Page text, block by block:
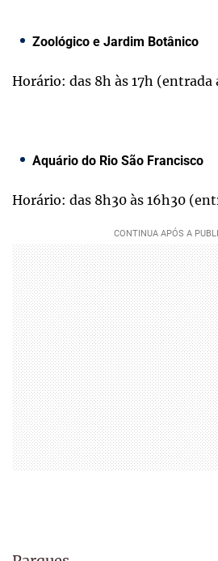
Zoológico e Jardim Botânico
Horário: das 8h às 17h (entrada
Aquário do Rio São Francisco
Horário: das 8h30 às 16h30